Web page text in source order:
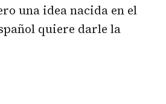
una idea nacida en el
quiere darle la